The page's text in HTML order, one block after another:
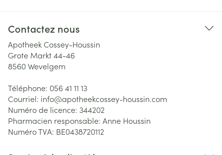
Contactez nous
Apotheek Cossey-Houssin
Grote Markt 44-46
8560Wevelgem
Téléphone: 056 41 11 13
Courriel: info@apotheekcossey-houssin.com
Numéro de licence: 344202
Pharmacien responsable: Anne Houssin
Numéro TVA: BE0438720112